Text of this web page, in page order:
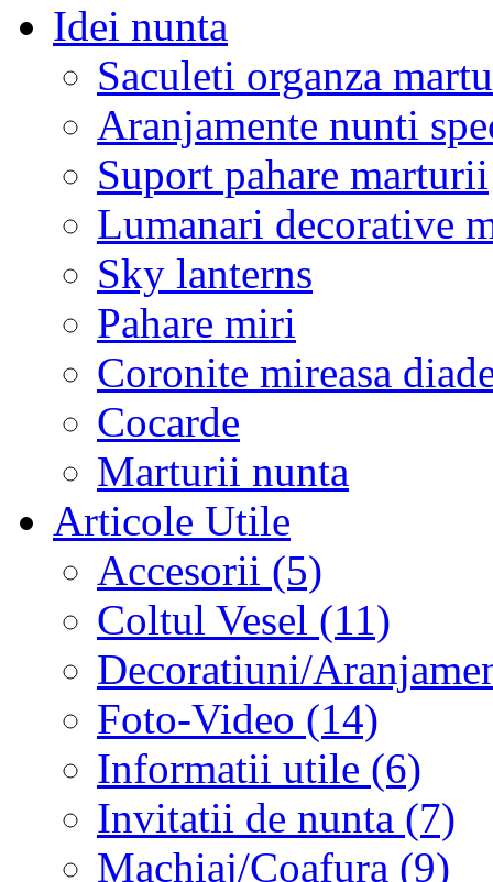
Idei nunta
Saculeti organza
Aranjamente nunti
Suport pahare marturii
Lumanari decorative
Sky lanterns
Pahare miri
Coronite mireasa
Cocarde
Marturii nunta
Articole Utile
Accesorii (5)
Coltul Vesel (11)
Decoratiuni/
Foto-Video (14)
Informatii utile (6)
Invitatii de nunta (7)
Machiaj/Coafura (9)